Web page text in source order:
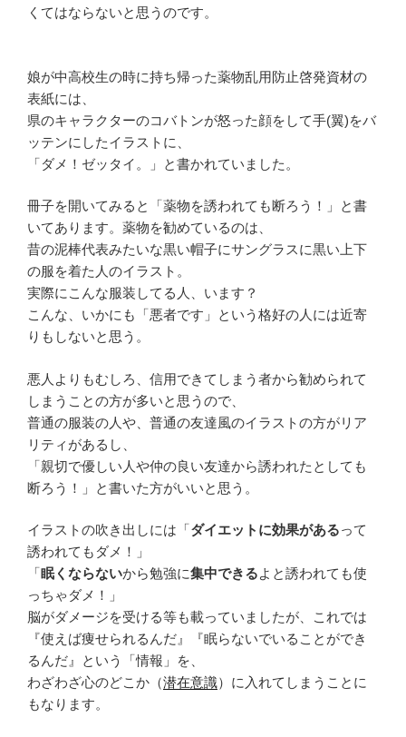
くてはならないと思うのです。
娘が中高校生の時に持ち帰った薬物乱用防止啓発資材の
表紙には、
県のキャラクターのコバトンが怒った顔をして手(翼)をバ
ッテンにしたイラストに、
「ダメ！ゼッタイ。」と書かれていました。
冊子を開いてみると「薬物を誘われても断ろう！」と書
いてあります。薬物を勧めているのは、
昔の泥棒代表みたいな黒い帽子にサングラスに黒い上下
の服を着た人のイラスト。
実際にこんな服装してる人、います？
こんな、いかにも「悪者です」という格好の人には近寄
りもしないと思う。
悪人よりもむしろ、信用できてしまう者から勧められて
しまうことの方が多いと思うので、
普通の服装の人や、普通の友達風のイラストの方がリア
リティがあるし、
「親切で優しい人や仲の良い友達から誘われたとしても
断ろう！」と書いた方がいいと思う。
イラストの吹き出しには「ダイエットに効果があるって
誘われてもダメ！」
「眠くならないから勉強に集中できるよと誘われても使
っちゃダメ！」
脳がダメージを受ける等も載っていましたが、これでは
『使えば痩せられるんだ』『眠らないでいることができ
るんだ』という「情報」を、
わざわざ心のどこか（潜在意識）に入れてしまうことに
もなります。